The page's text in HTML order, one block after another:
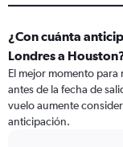
¿Con cuánta
Londres a
El mejor momento
antes de la fecha de
vuelo aumente
anticipación.